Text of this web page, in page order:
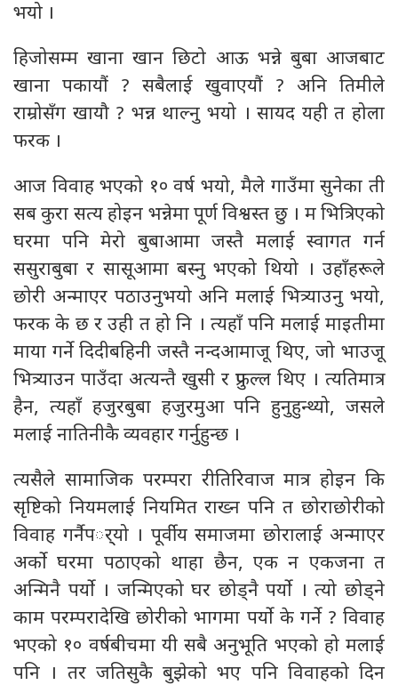
भयो ।
हिजोसम्म खाना खान छिटो आऊ भन्ने बुबा आजबाट
खाना पकायौं ? सबैलाई खुवाएयौं ? अनि तिमीले
राम्रोसँग खायौ ? भन्न थाल्नु भयो । सायद यही त होला
फरक ।
आज विवाह भएको १० वर्ष भयो, मैले गाउँमा सुनेका ती
सब कुरा सत्य होइन भन्नेमा पूर्ण विश्वस्त छु । म भित्रिएको
घरमा पनि मेरो बुबाआमा जस्तै मलाई स्वागत गर्न
ससुराबुबा र सासूआमा बस्नु भएको थियो । उहाँहरूले
छोरी अन्माएर पठाउनुभयो अनि मलाई भित्र्याउनु भयो,
फरक के छ र उही त हो नि । त्यहाँ पनि मलाई माइतीमा
माया गर्ने दिदीबहिनी जस्तै नन्दआमाजू थिए, जो भाउजू
भित्र्याउन पाउँदा अत्यन्तै खुसी र प्रफुल्ल थिए । त्यतिमात्र
हैन, त्यहाँ हजुरबुबा हजुरमुआ पनि हुनुहुन्थ्यो, जसले
मलाई नातिनीकै व्यवहार गर्नुहुन्छ ।
त्यसैले सामाजिक परम्परा रीतिरिवाज मात्र होइन कि
सृष्टिको नियमलाई नियमित राख्न पनि त छोराछोरीको
विवाह गर्नैपर््यो । पूर्वीय समाजमा छोरालाई अन्माएर
अर्को घरमा पठाएको थाहा छैन, एक न एकजना त
अन्मिनै पर्यो । जन्मिएको घर छोड्नै पर्यो । त्यो छोड्ने
काम परम्परादेखि छोरीको भागमा पर्यो के गर्ने ? विवाह
भएको १० वर्षबीचमा यी सबै अनुभूति भएको हो मलाई
पनि । तर जतिसुकै बुझेको भए पनि विवाहको दिन